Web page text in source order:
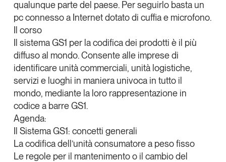
Eventi e formazione
Tutti gli appuntamenti
Chi siamo
Newsletter
Contatti
Tendenze Journal
La nostra newsletter nella tua email
Iscriviti
qualunque parte del paese. Per seguirlo basta un
pc connesso a Internet dotato di cuffia e microfono.
Il corso
Il sistema GS1 per la codifica dei prodotti è il più
diffuso al mondo. Consente alle imprese di
identificare unità commerciali, unità logistiche,
servizi e luoghi in maniera univoca in tutto il
mondo, mediante la loro rappresentazione in
codice a barre GS1.
Agenda:
Il Sistema GS1: concetti generali
La codifica dell’unità consumatore a peso fisso
Le regole per il mantenimento o il cambio del